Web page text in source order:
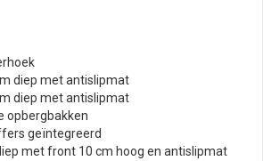
diep met antislipmat
diep met antislipmat
opbergbakken
geïntegreerd
met front 10 cm hoog en antislipmat